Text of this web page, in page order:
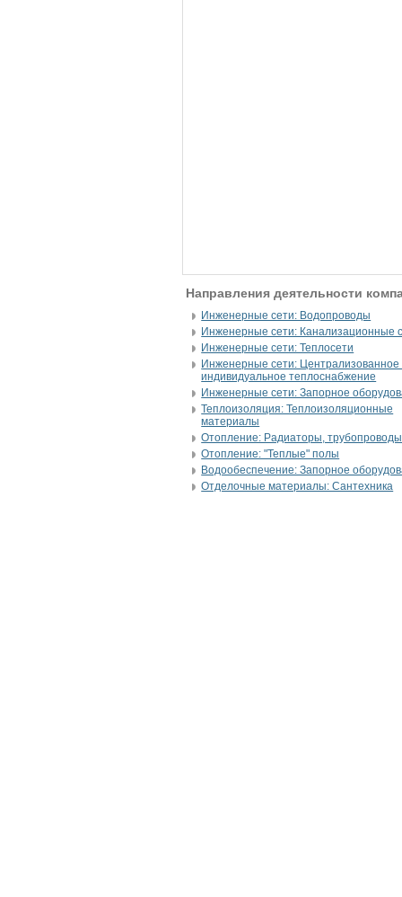
Направления деятельности
Инженерные сети: Водопроводы
Инженерные сети: Канализационные
Инженерные сети: Теплосети
Инженерные сети: Централизованное
индивидуальное теплоснабжение
Инженерные сети: Запорное
Теплоизоляция: Теплоизоляционные
материалы
Отопление: Радиаторы, трубопроводы
Отопление: "Теплые" полы
Водообеспечение: Запорное
Отделочные материалы: Сантехника